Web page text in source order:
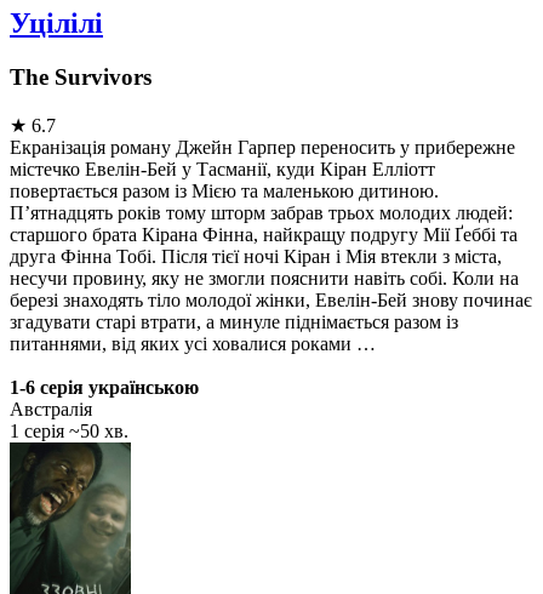
Уцілілі
The Survivors
★ 6.7
Екранізація роману Джейн Гарпер переносить у прибережне
містечко Евелін-Бей у Тасманії, куди Кіран Елліотт
повертається разом із Мією та маленькою дитиною.
П’ятнадцять років тому шторм забрав трьох молодих людей:
старшого брата Кірана Фінна, найкращу подругу Мії Ґеббі та
друга Фінна Тобі. Після тієї ночі Кіран і Мія втекли з міста,
несучи провину, яку не змогли пояснити навіть собі. Коли на
березі знаходять тіло молодої жінки, Евелін-Бей знову починає
згадувати старі втрати, а минуле піднімається разом із
питаннями, від яких усі ховалися роками …
1-6 серія українською
Австралія
1 серія ~50 хв.